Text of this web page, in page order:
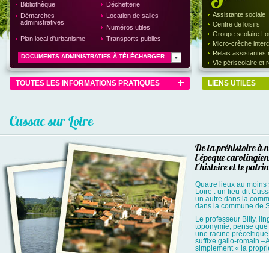
Bibliothèque
Déchetterie
Démarches
administratives
Location de salles
Numéros utiles
Plan local d'urbanisme
Transports publics
DOCUMENTS ADMINISTRATIFS À TÉLÉCHARGER
TOUTES LES INFORMATIONS PRATIQUES
Assistante sociale
Centre de loisirs
Groupe scolaire
Micro-crèche
Relais assistantes
Vie périscolaire et
LIENS UTILES
JUIN
25
2026
du
Cussac sur Loire
De la préhistoire à
l'époque
l'histoire et le
Quatre lieux au moins
Loire : un lieu-dit
un autre dans la
dans la commune de
Le professeur Billy,
toponymie, pense
une racine
suffixe gallo-romain
simplement « la